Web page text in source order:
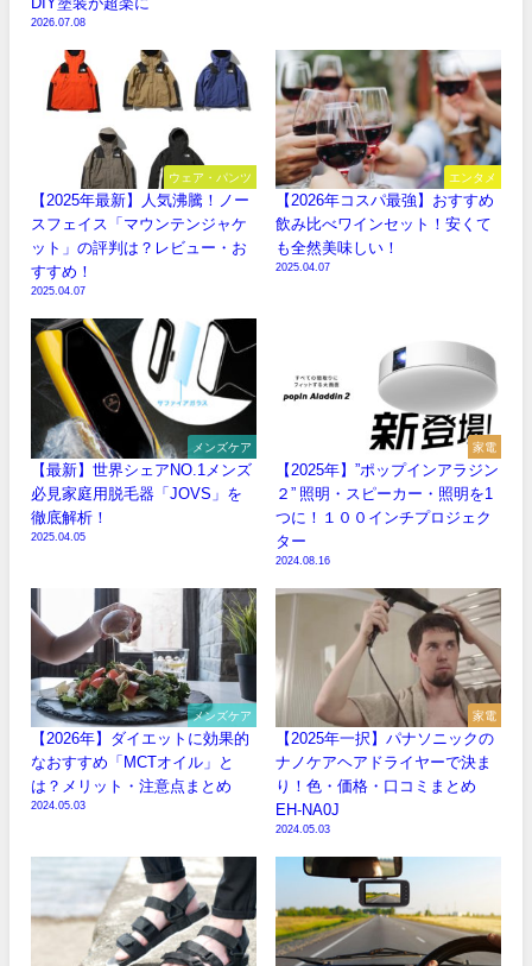
2026.07.08
ウェア・パンツ
【2025年最新】人気沸騰！ノー
スフェイス「マウンテンジャケ
ット」の評判は？レビュー・お
すすめ！
2025.04.07
エンタメ
【2026年コスパ最強】おすすめ
飲み比べワインセット！安くて
も全然美味しい！
2025.04.07
メンズケア
【最新】世界シェアNO.1メンズ
必見家庭用脱毛器「JOVS」を
徹底解析！
2025.04.05
家電
【2025年】”ポップインアラジン
２” 照明・スピーカー・照明を1
つに！１００インチプロジェク
ター
2024.08.16
メンズケア
【2026年】ダイエットに効果的
なおすすめ「MCTオイル」と
は？メリット・注意点まとめ
2024.05.03
家電
【2025年一択】パナソニックの
ナノケアヘアドライヤーで決ま
り！色・価格・口コミまとめ
EH-NA0J
2024.05.03